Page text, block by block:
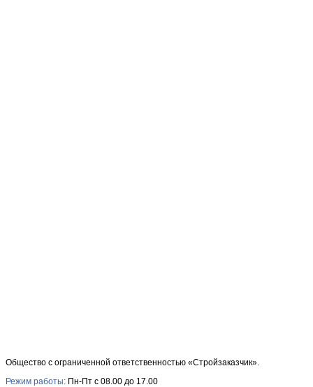
Общество с ограниченной ответственностью «Стройзаказчик».
Режим работы: Пн-Пт с 08.00 до 17.00